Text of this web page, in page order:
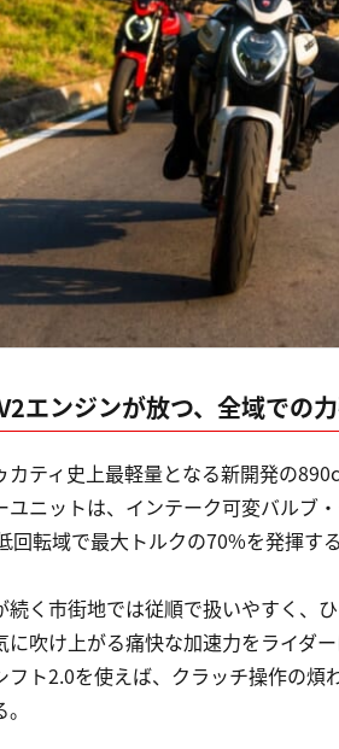
エンジンが放つ、全域での
カティ史上最軽量となる新開発の
ユニットは、インテーク可変バルブ
転域で最大トルクの70%を発揮する
く市街地では従順で扱いやすく、
に吹け上がる痛快な加速力をライダ
フト2.0を使えば、クラッチ操作の